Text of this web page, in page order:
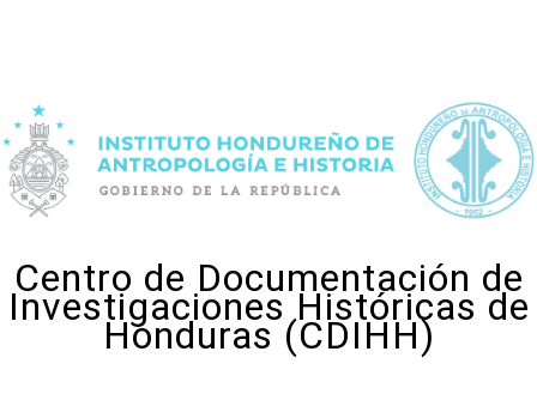
Centro de Documentación de
Investigaciones Históricas de
Honduras (CDIHH)